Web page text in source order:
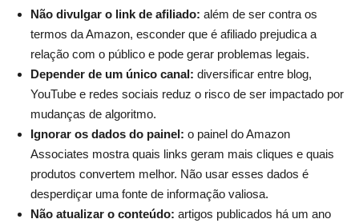
Não divulgar o link de afiliado: além de ser contra os
termos da Amazon, esconder que é afiliado prejudica a
relação com o público e pode gerar problemas legais.
Depender de um único canal: diversificar entre blog,
YouTube e redes sociais reduz o risco de ser impactado por
mudanças de algoritmo.
Ignorar os dados do painel: o painel do Amazon
Associates mostra quais links geram mais cliques e quais
produtos convertem melhor. Não usar esses dados é
desperdiçar uma fonte de informação valiosa.
Não atualizar o conteúdo: artigos publicados há um ano